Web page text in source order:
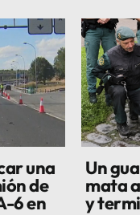
una
de
6 en
Un
mata
y